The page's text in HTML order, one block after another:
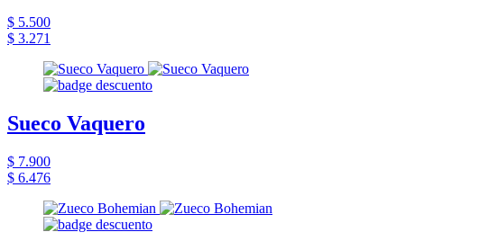
$ 5.500
$ 3.271
Sueco Vaquero
$ 7.900
$ 6.476